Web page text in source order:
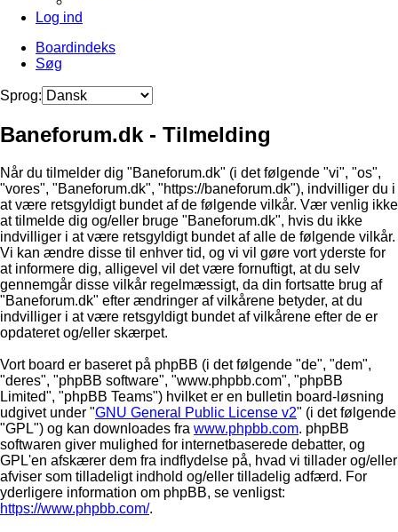
Log ind
Boardindeks
Søg
Sprog:
Baneforum.dk - Tilmelding
Når du tilmelder dig "Baneforum.dk" (i det følgende "vi", "os",
"vores", "Baneforum.dk", "https://baneforum.dk"), indvilliger du i
at være retsgyldigt bundet af de følgende vilkår. Vær venlig ikke
at tilmelde dig og/eller bruge "Baneforum.dk", hvis du ikke
indvilliger i at være retsgyldigt bundet af alle de følgende vilkår.
Vi kan ændre disse til enhver tid, og vi vil gøre vort yderste for
at informere dig, alligevel vil det være fornuftigt, at du selv
gennemgår disse vilkår regelmæssigt, da din fortsatte brug af
"Baneforum.dk" efter ændringer af vilkårene betyder, at du
indvilliger i at være retsgyldigt bundet af vilkårene efter de er
opdateret og/eller skærpet.
Vort board er baseret på phpBB (i det følgende "de", "dem",
"deres", "phpBB software", "www.phpbb.com", "phpBB
Limited", "phpBB Teams") hvilket er en bulletin board-løsning
udgivet under "GNU General Public License v2" (i det følgende
"GPL") og kan downloades fra www.phpbb.com. phpBB
softwaren giver mulighed for internetbaserede debatter, og
GPL'en afskærer dem fra indflydelse på, hvad vi tillader og/eller
afviser som tilladeligt indhold og/eller tilladelig adfærd. For
yderligere information om phpBB, se venligst:
https://www.phpbb.com/.